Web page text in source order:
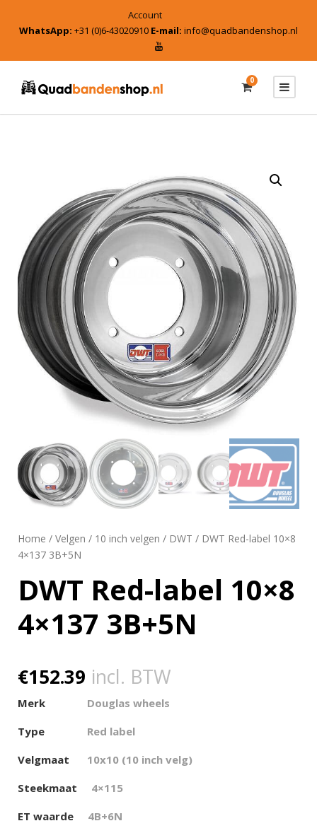
Account
WhatsApp: +31 (0)6-43020910 E-mail: info@quadbandenshop.nl
0
Home / Velgen / 10 inch velgen / DWT / DWT Red-label 10×8
4×137 3B+5N
DWT Red-label 10×8
4×137 3B+5N
€152.39 incl. BTW
Merk
Douglas wheels
Type
Red label
Velgmaat
10x10 (10 inch velg)
Steekmaat
4×115
ET waarde
4B+6N